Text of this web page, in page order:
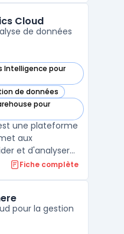
outils d’analyse
Cloud
de données
Intelligence pour
dans cette catégorie
de données
dans cette catégorie
pour
dans cette catégorie
une plateforme
aux
et d'analyser
pour prendre
et les
Fiche complète
pour la gestion